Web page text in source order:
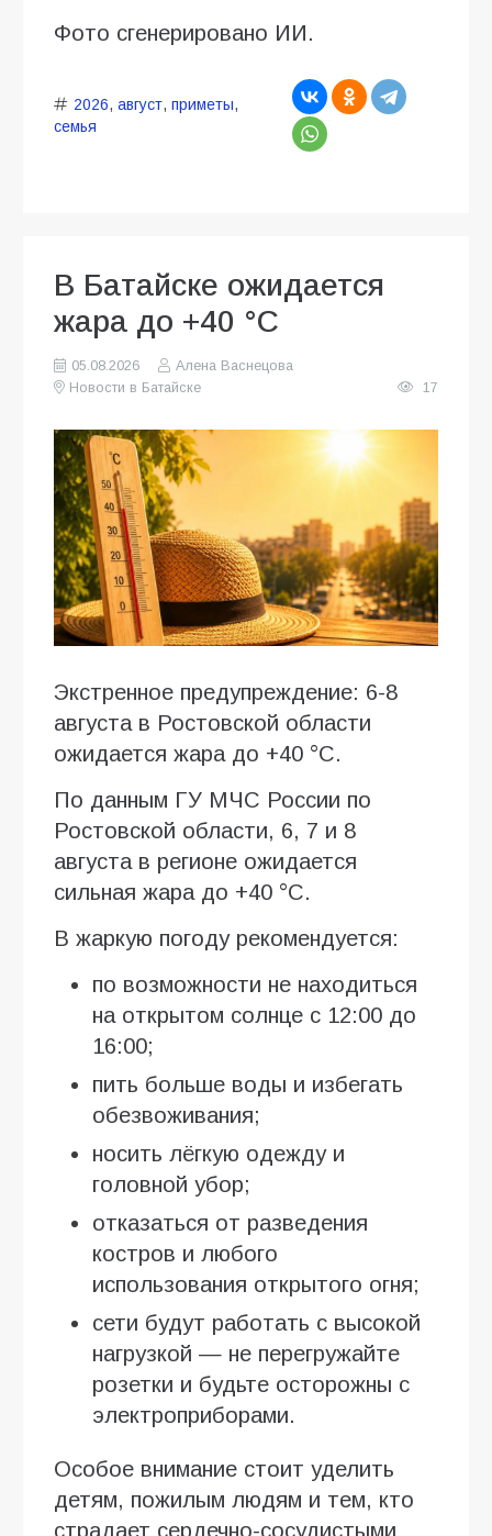
Фото сгенерировано ИИ.
2026, август, приметы,
семья
В Батайске ожидается
жара до +40 °C
05.08.2026
Алена Васнецова
Новости в Батайске
17
Экстренное предупреждение: 6-8
августа в Ростовской области
ожидается жара до +40 °C.
По данным ГУ МЧС России по
Ростовской области, 6, 7 и 8
августа в регионе ожидается
сильная жара до +40 °C.
В жаркую погоду рекомендуется:
по возможности не находиться
на открытом солнце с 12:00 до
16:00;
пить больше воды и избегать
обезвоживания;
носить лёгкую одежду и
головной убор;
отказаться от разведения
костров и любого
использования открытого огня;
сети будут работать с высокой
нагрузкой — не перегружайте
розетки и будьте осторожны с
электроприборами.
Особое внимание стоит уделить
детям, пожилым людям и тем, кто
страдает сердечно-сосудистыми